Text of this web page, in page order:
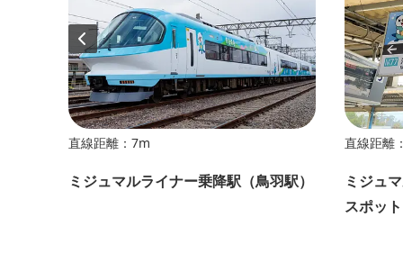
直線距離：7m
ミジュマルライナー乗降駅（鳥羽駅）
直線距離
ミジュ
スポッ